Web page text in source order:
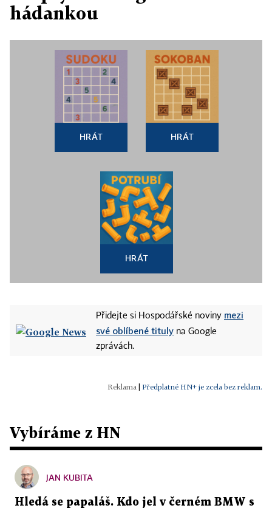
hádankou
HRÁT HRÁT
HRÁT
Přidejte si Hospodářské noviny mezi
své oblíbené tituly na Google
zprávách.
Předplatné HN+ je zcela bez reklam.
Vybíráme z HN
JAN KUBITA
Hledá se papaláš. Kdo jel v černém BMW s